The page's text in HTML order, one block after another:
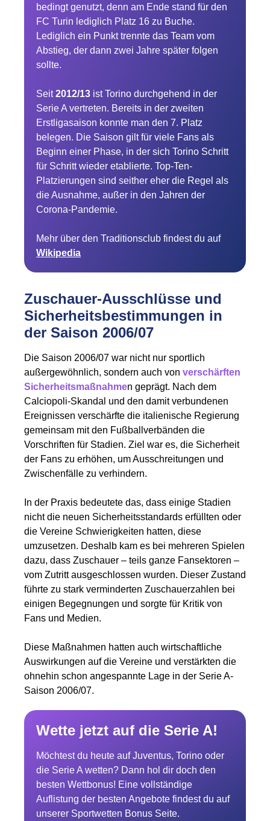
bedingt genutzt, denn am Ende stand für den
FC Turin lediglich Platz 16 zu Buche.
Lediglich ein Punkt trennte das Team vom
Abstieg, der dann zwei Jahre später folgen
sollte.
Seit2012/13 ist Torino durchgehend in der
Serie A vertreten. Bereits in der zweiten
Erstligasaison konnte man den 7. Platz
belegen. Die Saison gilt für viele Fans als
Beginn einer Phase, in der sich Torino Schritt
für Schritt wieder etablierte. Top-Ten-
Platzierungen sind seither eher die Regel als
die Ausnahme, außer in den Jahren der
Corona-Pandemie.
Mehr über den Traditionsclub findest du auf
Wikipedia
Zuschauer-Ausschlüsse und
Sicherheitsbestimmungen in
der Saison 2006/07
Die Saison 2006/07 war nicht nur sportlich
außergewöhnlich, sondern auch von verschärften
Sicherheitsmaßnahmen geprägt. Nach dem
Calciopoli-Skandal und den damit verbundenen
Ereignissen verschärfte die italienische Regierung
gemeinsam mit den Fußballverbänden die
Vorschriften für Stadien. Ziel war es, die Sicherheit
der Fans zu erhöhen, um Ausschreitungen und
Zwischenfälle zu verhindern.
In der Praxis bedeutete das, dass einige Stadien
nicht die neuen Sicherheitsstandards erfüllten oder
die Vereine Schwierigkeiten hatten, diese
umzusetzen. Deshalb kam es bei mehreren Spielen
dazu, dass Zuschauer – teils ganze Fansektoren –
vom Zutritt ausgeschlossen wurden. Dieser Zustand
führte zu stark verminderten Zuschauerzahlen bei
einigen Begegnungen und sorgte für Kritik von
Fans und Medien.
Diese Maßnahmen hatten auch wirtschaftliche
Auswirkungen auf die Vereine und verstärkten die
ohnehin schon angespannte Lage in der Serie A-
Saison 2006/07.
Wette jetzt auf die Serie A!
Möchtest du heute auf Juventus, Torino oder
die Serie A wetten? Dann hol dir doch den
besten Wettbonus! Eine vollständige
Auflistung der besten Angebote findest du auf
unserer Sportwetten Bonus Seite.